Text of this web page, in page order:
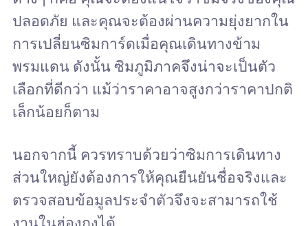
ปลอดภัย และคุณจะต้องผ่านความยุ่งยากใน
การเปลี่ยนซิมการ์ดเมื่อคุณเดินทางข้าม
พรมแดน ดังนั้น ซิมภูมิภาคจึงน่าจะเป็นตัว
เลือกที่ดีกว่า แม้ว่าราคาอาจสูงกว่าราคาปกติ
เล็กน้อยก็ตาม
นอกจากนี้ ควรทราบด้วยว่าซิมการเดินทาง
ส่วนใหญ่ยังต้องการให้คุณยืนยันชื่อจริงและ
ตรวจสอบข้อมูลประจำตัวจึงจะสามารถใช้